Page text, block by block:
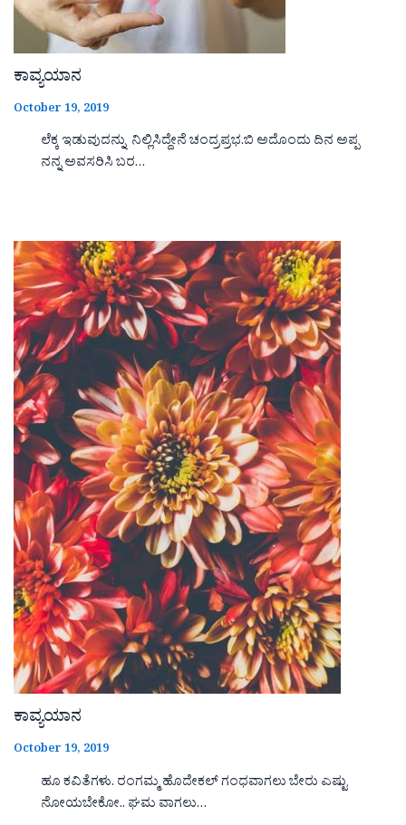
ಕಾವ್ಯಯಾನ
October 19, 2019
ಲೆಕ್ಕ ಇಡುವುದನ್ನು ನಿಲ್ಲಿಸಿದ್ದೇನೆ ಚಂದ್ರಪ್ರಭ.ಬಿ ಅದೊಂದು ದಿನ ಅಪ್ಪ
ನನ್ನ ಅವಸರಿಸಿ ಬರ…
ಕಾವ್ಯಯಾನ
October 19, 2019
ಹೂ ಕವಿತೆಗಳು. ರಂಗಮ್ಮ ಹೊದೇಕಲ್ ಗಂಧವಾಗಲು ಬೇರು ಎಷ್ಟು
ನೋಯಬೇಕೋ.. ಘಮ ವಾಗಲು…